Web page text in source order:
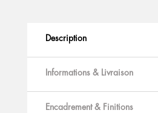
Description
Informations & Livraison
Encadrement & Finitions